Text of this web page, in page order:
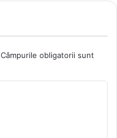
Câmpurile obligatorii sunt